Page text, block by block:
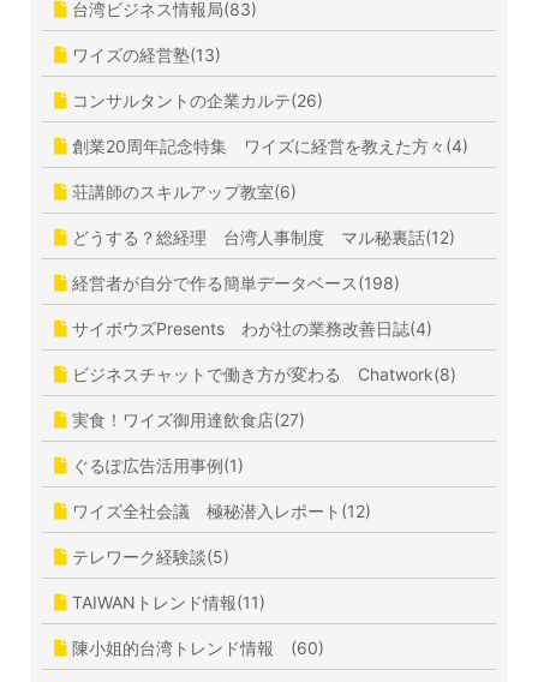
台湾ビジネス情報局(83)
ワイズの経営塾(13)
コンサルタントの企業カルテ(26)
創業20周年記念特集 ワイズに経営を教えた方々(4)
荘講師のスキルアップ教室(6)
どうする？総経理 台湾人事制度 マル秘裏話(12)
経営者が自分で作る簡単データベース(198)
サイボウズPresents わが社の業務改善日誌(4)
ビジネスチャットで働き方が変わる Chatwork(8)
実食！ワイズ御用達飲食店(27)
ぐるぽ広告活用事例(1)
ワイズ全社会議 極秘潜入レポート(12)
テレワーク経験談(5)
TAIWANトレンド情報(11)
陳小姐的台湾トレンド情報 (60)